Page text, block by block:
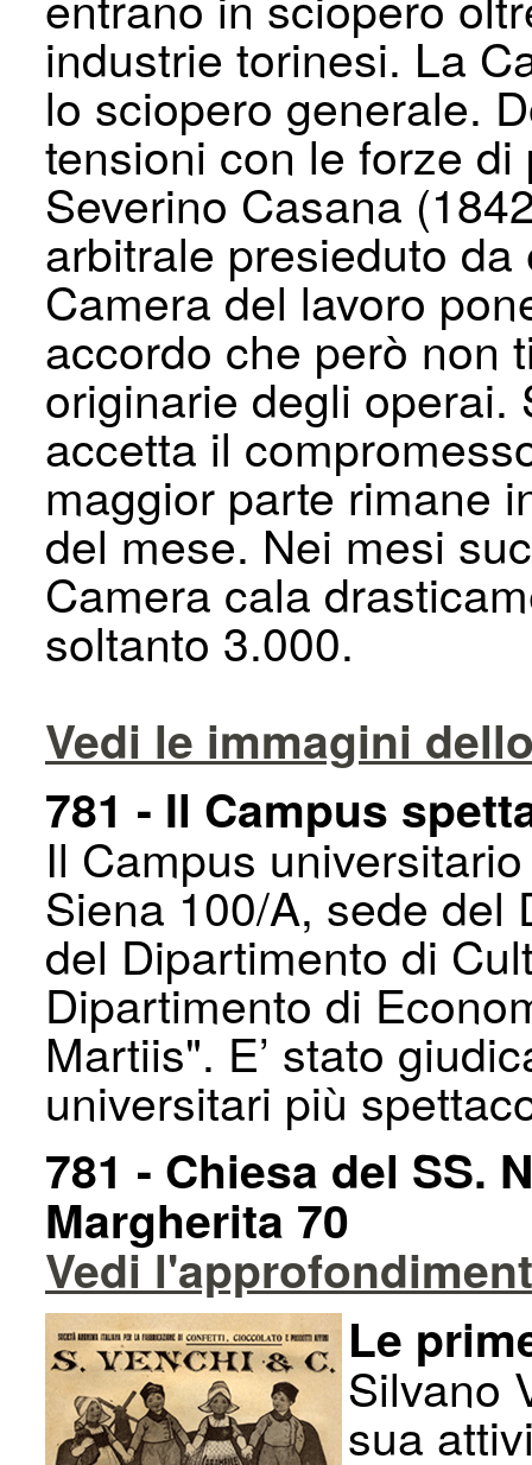
industrie torinesi. La
lo sciopero generale.
tensioni con le forze
Severino Casana
arbitrale presieduto
Camera del lavoro
accordo che però non
originarie degli operai.
accetta il
maggior parte rimane
del mese. Nei mesi
Camera cala
soltanto 3.000.
Vedi le immagini
781 - Il Campus
Il Campus
Siena 100/A, sede del
del Dipartimento di
Dipartimento di
Martiis". E’ stato
universitari più
781 - Chiesa del SS.
Margherita 70
Vedi
Le
Silvano
sua